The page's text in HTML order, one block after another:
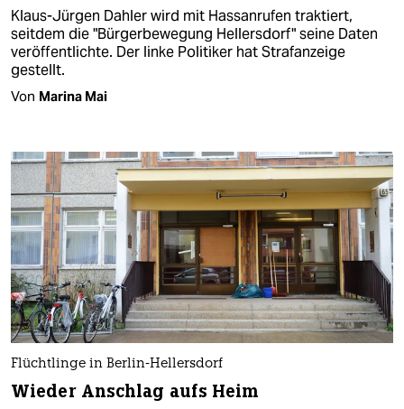
Klaus-Jürgen Dahler wird mit Hassanrufen traktiert,
seitdem die "Bürgerbewegung Hellersdorf" seine Daten
veröffentlichte. Der linke Politiker hat Strafanzeige
gestellt.
Von Marina Mai
Flüchtlinge in Berlin-Hellersdorf
Wieder Anschlag aufs Heim